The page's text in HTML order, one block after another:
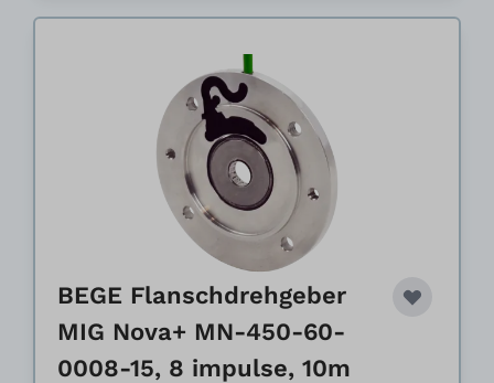
BEGE Flanschdrehgeber
MIG Nova+ MN-450-60-
0008-15, 8 impulse, 10m